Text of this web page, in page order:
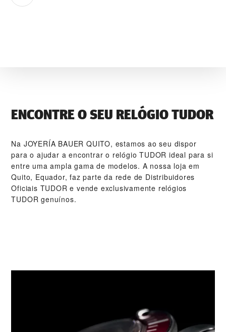
ENCONTRE O SEU RELÓGIO TUDOR
Na ‭JOYERÍA BAUER QUITO‬, estamos ao seu dispor
para o ajudar a encontrar o relógio TUDOR ideal para si
entre uma ampla gama de modelos. A nossa loja em
Quito, Equador, faz parte da rede de Distribuidores
Oficiais TUDOR e vende exclusivamente relógios
TUDOR genuínos.